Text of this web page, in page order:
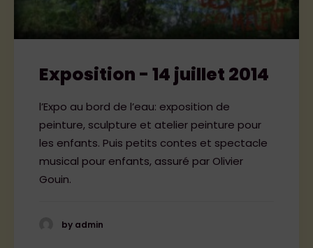
Exposition - 14 juillet 2014
l’Expo au bord de l’eau: exposition de
peinture, sculpture et atelier peinture pour
les enfants. Puis petits contes et spectacle
musical pour enfants, assuré par Olivier
Gouin.
by admin